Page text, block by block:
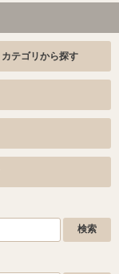
カテゴリから探す